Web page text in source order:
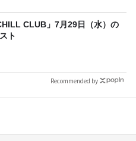
CLUB」7月29日（水）の
ト
Recommended by